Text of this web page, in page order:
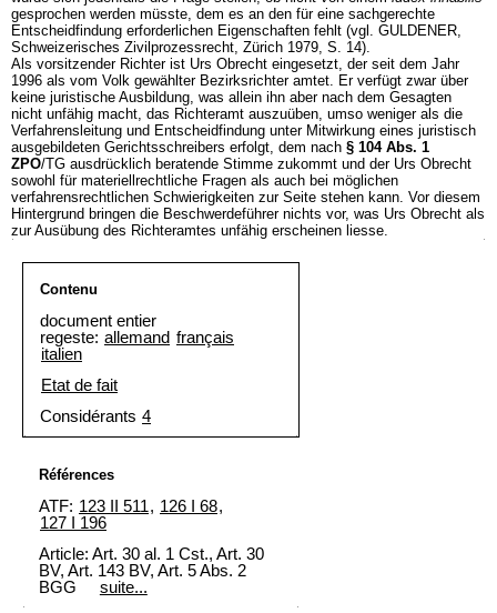
gesprochen werden müsste, dem es an den für eine sachgerechte
Entscheidfindung erforderlichen Eigenschaften fehlt (vgl. GULDENER,
Schweizerisches Zivilprozessrecht, Zürich 1979, S. 14).
Als vorsitzender Richter ist Urs Obrecht eingesetzt, der seit dem Jahr
1996 als vom Volk gewählter Bezirksrichter amtet. Er verfügt zwar über
keine juristische Ausbildung, was allein ihn aber nach dem Gesagten
nicht unfähig macht, das Richteramt auszuüben, umso weniger als die
Verfahrensleitung und Entscheidfindung unter Mitwirkung eines juristisch
ausgebildeten Gerichtsschreibers erfolgt, dem nach § 104 Abs. 1
ZPO/TG ausdrücklich beratende Stimme zukommt und der Urs Obrecht
sowohl für materiellrechtliche Fragen als auch bei möglichen
verfahrensrechtlichen Schwierigkeiten zur Seite stehen kann. Vor diesem
Hintergrund bringen die Beschwerdeführer nichts vor, was Urs Obrecht als
zur Ausübung des Richteramtes unfähig erscheinen liesse.
Contenu
document entier
regeste: allemand français
italien
Etat de fait
Considérants 4
Références
ATF: 123 II 511, 126 I 68,
127 I 196
Article: Art. 30 al. 1 Cst., Art. 30
BV, Art. 143 BV, Art. 5 Abs. 2
BGG
suite...